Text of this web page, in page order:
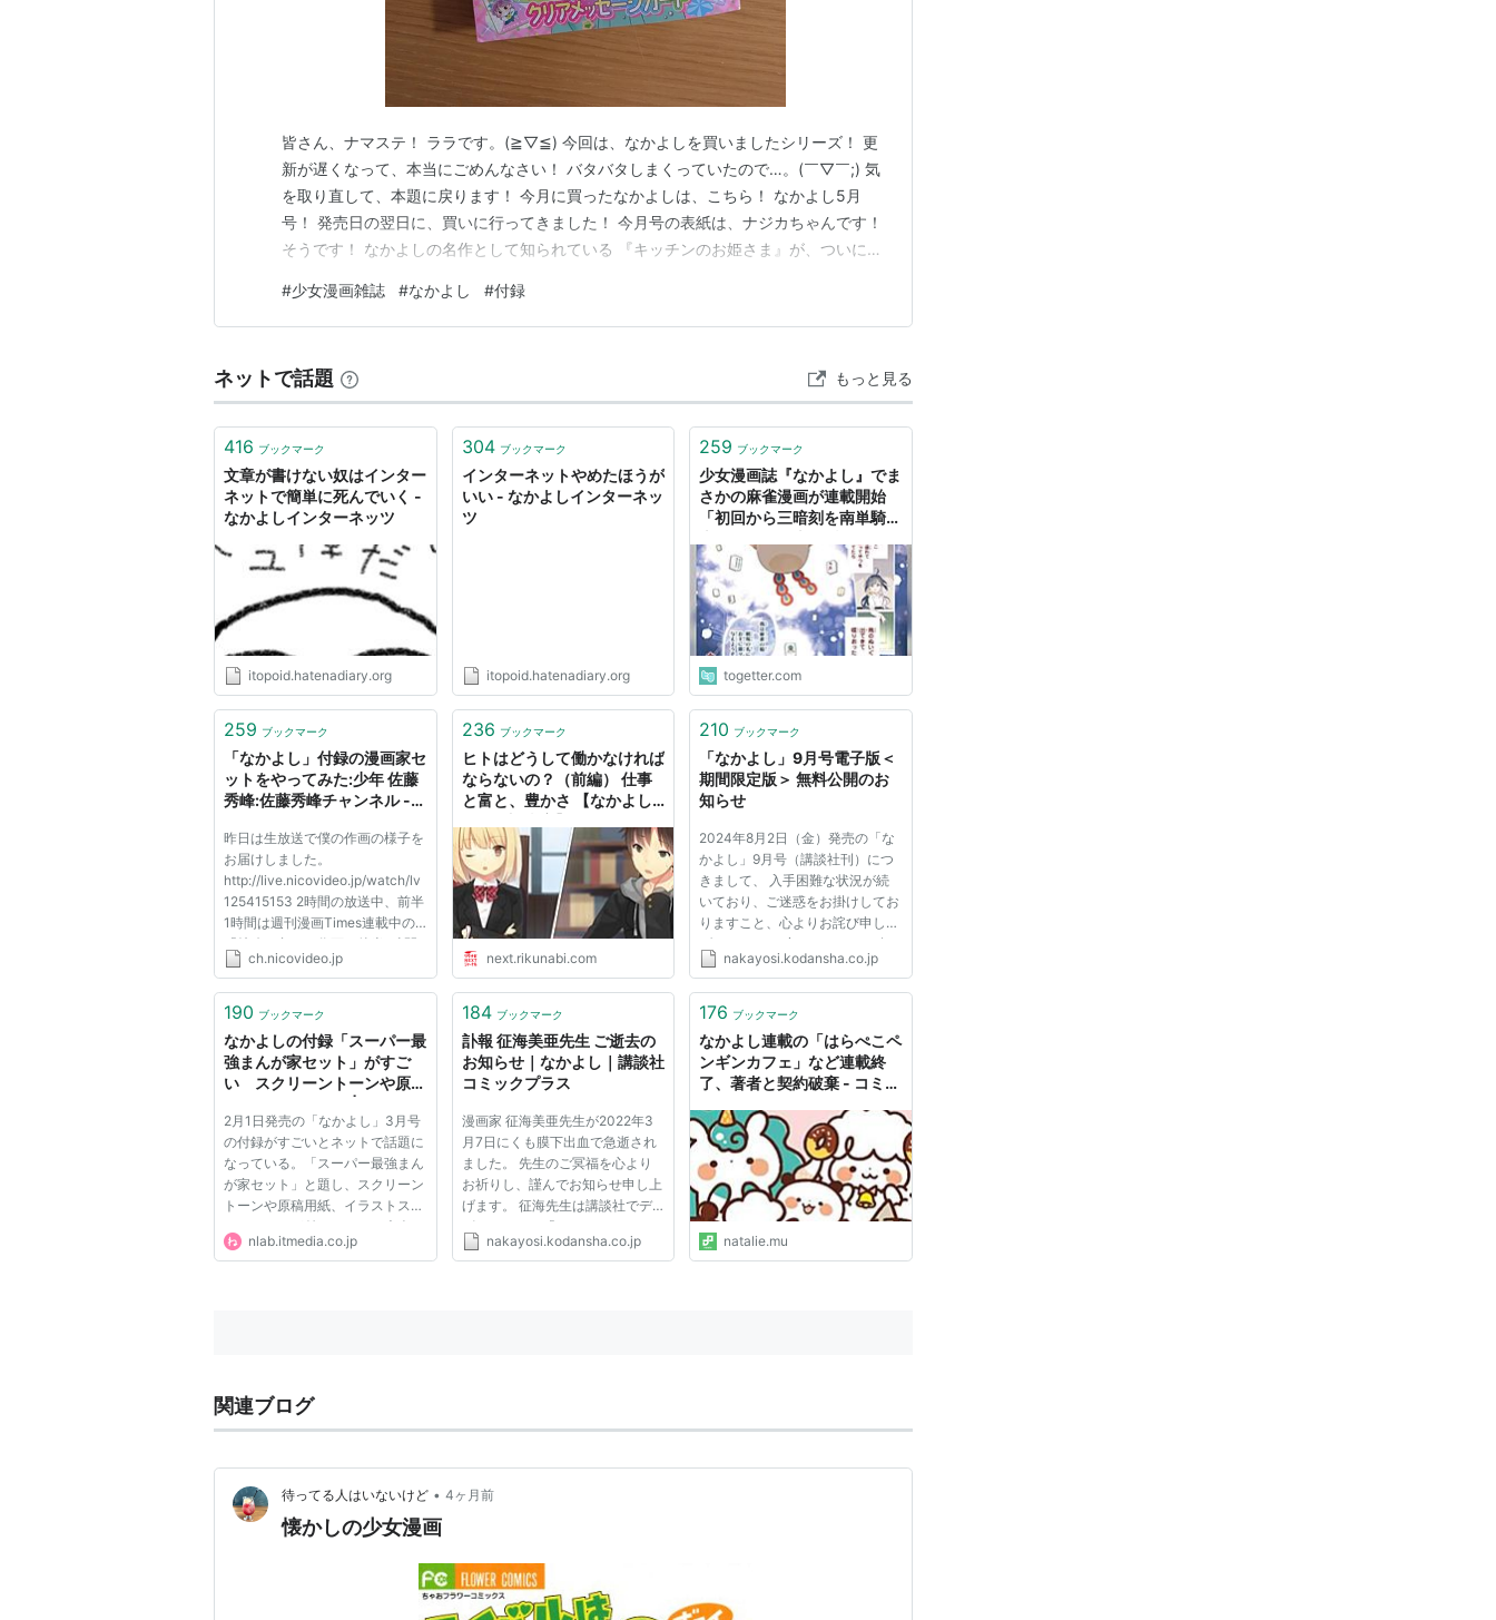
皆さん、ナマステ！ ララです。(≧▽≦) 今回は、なかよしを買いましたシリーズ！ 更
新が遅くなって、本当にごめんなさい！ バタバタしまくっていたので…。(￣▽￣;) 気
を取り直して、本題に戻ります！ 今月に買ったなかよしは、こちら！ なかよし5月
号！ 発売日の翌日に、買いに行ってきました！ 今月号の表紙は、ナジカちゃんです！
そうです！ なかよしの名作として知られている 『キッチンのお姫さま』が、ついに復
キも、すごく美味しそう〜！ 私は甘いものが大好きなので、 ナジカちゃんが作ったス
イーツも食べたい！😊 今月号の…
#少女漫画雑誌 #なかよし #付録
ネットで話題 もっと見る
416 ブックマーク
文章が書けない奴はインター
ネットで簡単に死んでいく -
なかよしインターネッツ
itopoid.hatenadiary.org
304 ブックマーク
インターネットやめたほうが
いい - なかよしインターネッ
ツ
itopoid.hatenadiary.org
259 ブックマーク
少女漫画誌『なかよし』でま
さかの麻雀漫画が連載開始
「初回から三暗刻を南単騎で
togetter.com
259 ブックマーク
「なかよし」付録の漫画家セ
ットをやってみた:少年 佐藤
秀峰:佐藤秀峰チャンネル -
メ
昨日は生放送で僕の作画の様子を
お届けしました。
http://live.nicovideo.jp/watch/lv
125415153 2時間の放送中、前半
1時間は週刊漫画Times連載中の
「特攻の島」の作画、後半1時間
は今、巷で話題の「なかよし」3
際に試してみました。 これで漫
なれるんです...
ch.nicovideo.jp
236 ブックマーク
ヒトはどうして働かなければ
ならないの？（前編） 仕事
と富と、豊かさ 【なかよし
NEXTジャーナル
next.rikunabi.com
210 ブックマーク
「なかよし」9月号電子版＜
期間限定版＞ 無料公開のお
知らせ
2024年8月2日（金）発売の「な
かよし」9月号（講談社刊）につ
きまして、 入手困難な状況が続
いており、ご迷惑をお掛けしてお
りますこと、心よりお詫び申し上
げます。 この度、ひとりでも多
くの読者の皆様に「なかよし」9
2024年10月2日（水）までの期
を実施い...
nakayosi.kodansha.co.jp
190 ブックマーク
なかよしの付録「スーパー最
強まんが家セット」がすご
い スクリーントーンや原稿
2月1日発売の「なかよし」3月号
の付録がすごいとネットで話題に
なっている。「スーパー最強まん
が家セット」と題し、スクリーン
トーンや原稿用紙、イラストステ
ンシルなどが付いてくる。大人も
思わず欲しくなってしまいそうな
nlab.itmedia.co.jp
184 ブックマーク
訃報 征海美亜先生 ご逝去の
お知らせ｜なかよし｜講談社
コミックプラス
漫画家 征海美亜先生が2022年3
月7日にくも膜下出血で急逝され
ました。 先生のご冥福を心より
お祈りし、謹んでお知らせ申し上
げます。 征海先生は講談社でデ
ビューされ、「なかよし」にて
『東京ミュウミュウ』や『スーパ
nakayosi.kodansha.co.jp
176 ブックマーク
なかよし連載の「はらぺこペ
ンギンカフェ」など連載終
了、著者と契約破棄 - コミッ
natalie.mu
関連ブログ
待ってる人はいないけど • 4ヶ月前
懐かしの少女漫画